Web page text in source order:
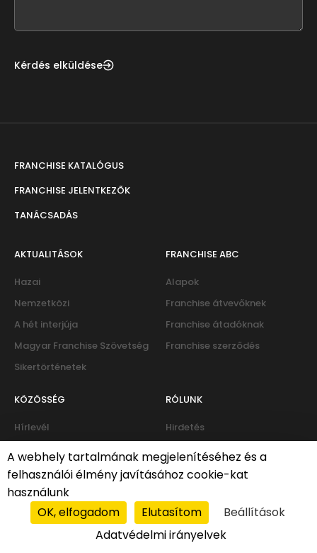
Kérdés elküldése
FRANCHISE KATALÓGUS
FRANCHISE JELENTKEZŐK
TANÁCSADÁS
AKTUALITÁSOK
Hazai
Nemzetközi
A hét interjúja
Magyar Franchise Szövetség
Sikertörténetek
FRANCHISE ABC
Alapok
Franchise átvevőknek
Franchise átadóknak
Franchise szerződés
KÖZÖSSÉG
Hírlevél
Fórum
RÓLUNK
Hirdetés
Kapcsolat
Süti-policy| Adatvédelmi irányelvek
© 2026 PROFIT franchise services Kft. All rights reserved.
A webhely tartalmának megjelenítéséhez és a
felhasználói élmény javításához cookie-kat
használunk
OK, elfogadom
Elutasítom
Beállítások
Adatvédelmi irányelvek